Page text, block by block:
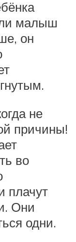
малыш
он
не
причины!
во
плачут
Они
одни.